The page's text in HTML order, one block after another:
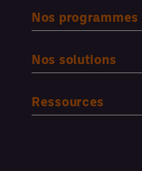
Nos programmes
Nos solutions
Ressources